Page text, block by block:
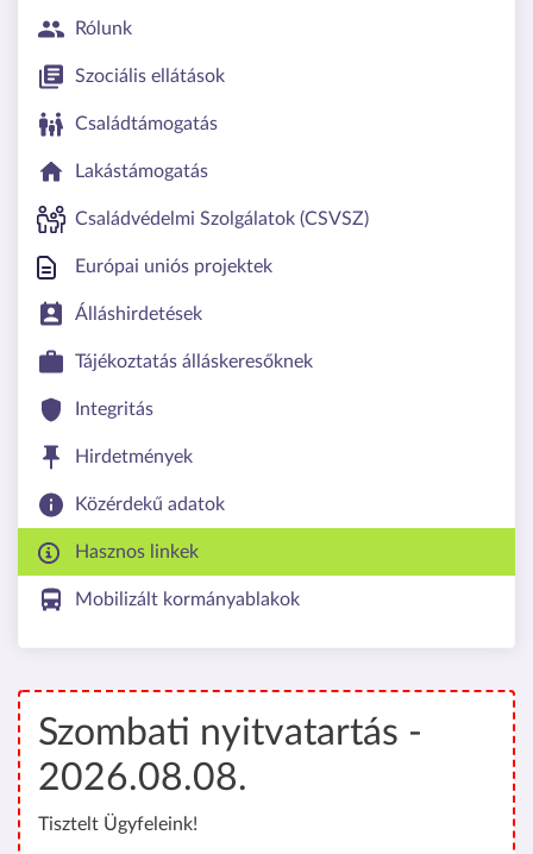
Rólunk
Szociális ellátások
Családtámogatás
Lakástámogatás
Családvédelmi Szolgálatok (CSVSZ)
Európai uniós projektek
Álláshirdetések
Tájékoztatás álláskeresőknek
Integritás
Hirdetmények
Közérdekű adatok
Hasznos linkek
Mobilizált kormányablakok
Szombati nyitvatartás -
2026.08.08.
Tisztelt Ügyfeleink!